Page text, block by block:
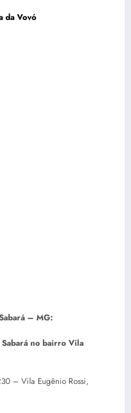
da Vovó
– MG:
no bairro Vila
– Vila Eugênio Rossi,